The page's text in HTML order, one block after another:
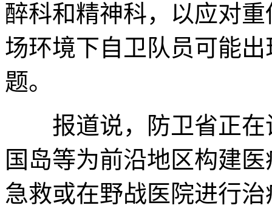
醉科和精神科，以应对
场环境下自卫队员可能
题。
报道说，防卫省正在
国岛等为前沿地区构建
急救或在野战医院进行